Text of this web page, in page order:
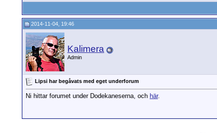
2014-11-04, 19:46
Kalimera
Admin
Lipsi har begåvats med eget underforum
Ni hittar forumet under Dodekaneserna, och här.